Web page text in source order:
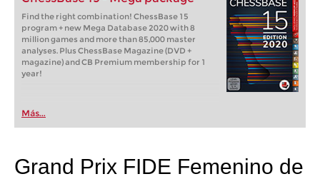
Find the right combination! ChessBase 15
program + new Mega Database 2020 with 8
million games and more than 85,000 master
analyses. Plus ChessBase Magazine (DVD +
magazine) and CB Premium membership for 1
year!
Más...
Grand Prix FIDE Femenino de